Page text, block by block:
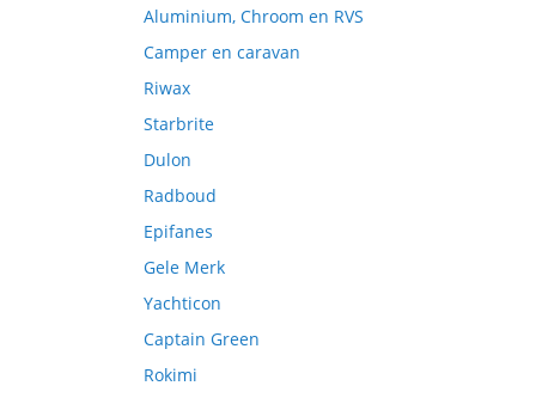
Aluminium, Chroom en RVS
Camper en caravan
Riwax
Starbrite
Dulon
Radboud
Epifanes
Gele Merk
Yachticon
Captain Green
Rokimi